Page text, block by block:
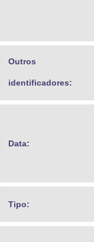
Outros
identificadores:
Data:
Tipo: